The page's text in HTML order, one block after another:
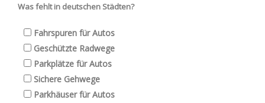
Was fehlt in deutschen Städten?
Fahrspuren für Autos
Geschützte Radwege
Parkplätze für Autos
Sichere Gehwege
Parkhäuser für Autos